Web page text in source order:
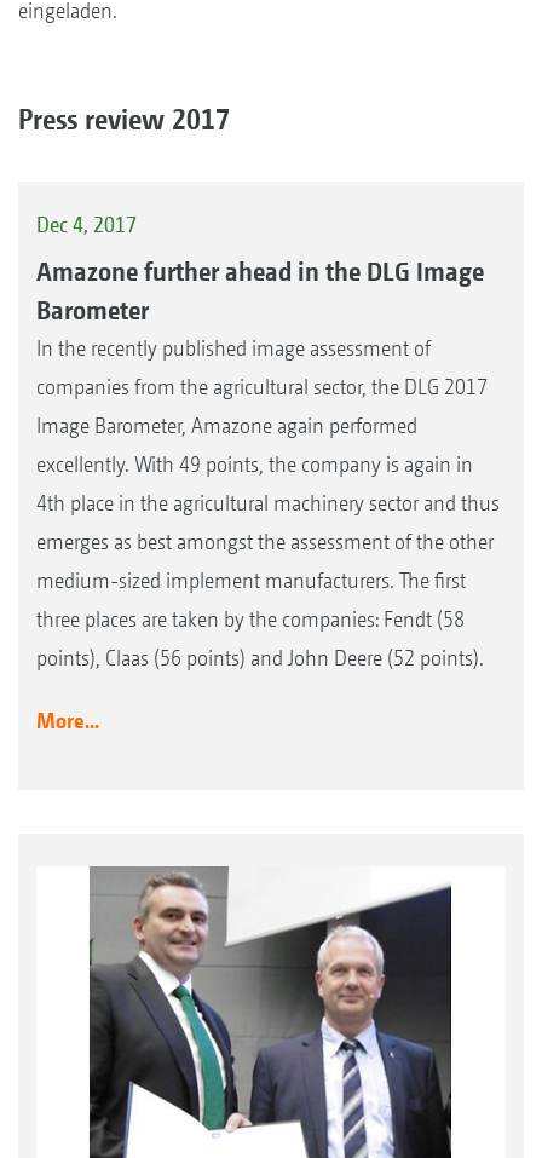
eingeladen.
Press review 2017
Dec 4, 2017
Amazone further ahead in the DLG Image
Barometer
In the recently published image assessment of
companies from the agricultural sector, the DLG 2017
Image Barometer, Amazone again performed
excellently. With 49 points, the company is again in
4th place in the agricultural machinery sector and thus
emerges as best amongst the assessment of the other
medium-sized implement manufacturers. The first
three places are taken by the companies: Fendt (58
points), Claas (56 points) and John Deere (52 points).
More...